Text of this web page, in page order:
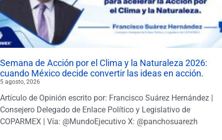
Semana de Acción por el Clima y la Naturaleza 2026:
cuando México decide convertir las ideas en acción.
5 agosto, 2026
Artículo de Opinión escrito por: Francisco Suárez Hernández |
Consejero Delegado de Enlace Político y Legislativo de
COPARMEX | Vía: @MundoEjecutivo X: @panchosuarezh